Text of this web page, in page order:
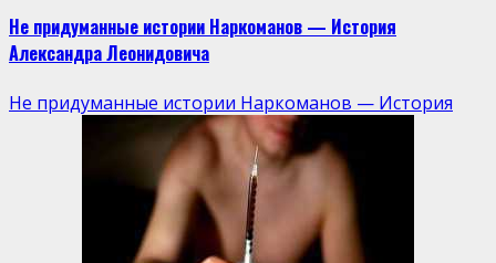
Не придуманные истории Наркоманов — История
Александра Леонидовича
Не придуманные истории Наркоманов — История